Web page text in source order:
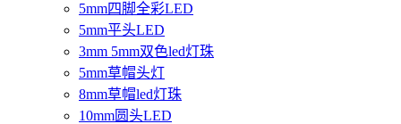
5mm四脚全彩LED
5mm平头LED
3mm 5mm双色led灯珠
5mm草帽头灯
8mm草帽led灯珠
10mm圆头LED